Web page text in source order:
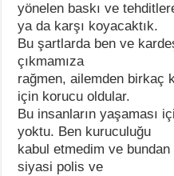
yönelen baskı ve
ya da karşı koyacaktık.
Bu şartlarda ben ve
çıkmamıza
rağmen, ailemden birkaç
için korucu oldular.
Bu insanların yaşaması
yoktu. Ben kuruculuğu
kabul etmedim ve
siyasi polis ve